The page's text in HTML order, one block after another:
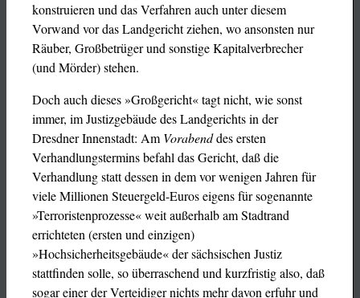
konstruieren und das Verfahren auch unter diesem
Vorwand vor das Landgericht ziehen, wo ansonsten nur
Räuber, Großbetrüger und sonstige Kapitalverbrecher
(und Mörder) stehen.
Doch auch dieses »Großgericht« tagt nicht, wie sonst
immer, im Justizgebäude des Landgerichts in der
Dresdner Innenstadt: AmVorabenddes ersten
Verhandlungstermins befahl das Gericht, daß die
Verhandlung statt dessen in dem vor wenigen Jahren für
viele Millionen Steuergeld-Euros eigens für sogenannte
»Terroristenprozesse« weit außerhalb am Stadtrand
errichteten (ersten und einzigen)
»Hochsicherheitsgebäude« der sächsischen Justiz
stattfinden solle, so überraschend und kurzfristig also, daß
sogar einer der Verteidiger nichts mehr davon erfuhr und